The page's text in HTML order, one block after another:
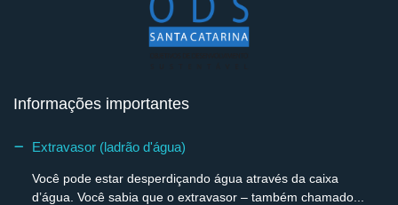
Informações importantes
Extravasor (ladrão d'água)
Você pode estar desperdiçando água através da caixa
d’água. Você sabia que o extravasor – também chamado...